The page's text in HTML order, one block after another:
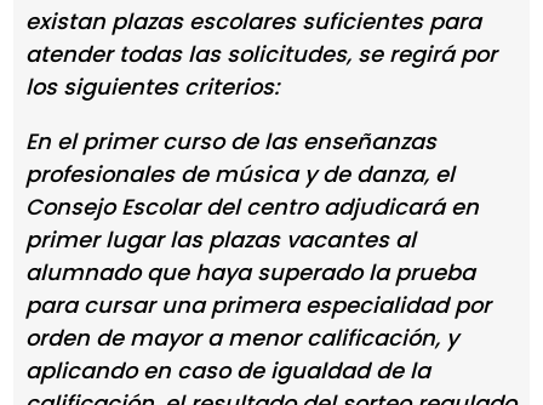
existan plazas escolares suficientes para
atender todas las solicitudes, se regirá por
los siguientes criterios:
En el primer curso de las enseñanzas
profesionales de música y de danza, el
Consejo Escolar del centro adjudicará en
primer lugar las plazas vacantes al
alumnado que haya superado la prueba
para cursar una primera especialidad por
orden de mayor a menor calificación, y
aplicando en caso de igualdad de la